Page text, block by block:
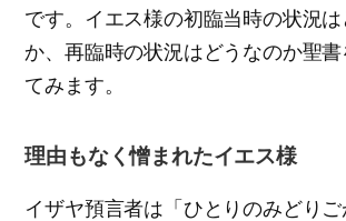
です。イエス様の初臨当時の状況
か、再臨時の状況はどうなのか聖
てみます。
理由もなく憎まれたイエス様
イザヤ預言者は「ひとりのみどり